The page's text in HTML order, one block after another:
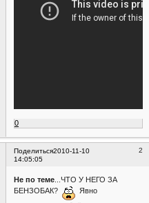
0
Поделиться 2
2010-11-10
14:05:05
Не по теме ...ЧТО У НЕГО ЗА
БЕНЗОБАК?
Явно